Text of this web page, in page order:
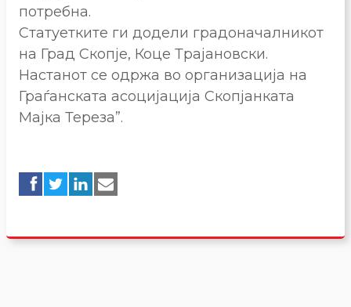
потребна.
Статуетките ги додели градоначалникот
на Град Скопје, Коце Трајановски.
Настанот се одржа во организација на
Граѓанската асоцијација Скопјанката
Мајка Тереза”.